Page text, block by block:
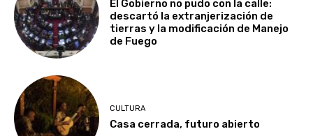
El Gobierno no pudo con la calle:
descartó la extranjerización de
tierras y la modificación de Manejo
de Fuego
CULTURA
Casa cerrada, futuro abierto